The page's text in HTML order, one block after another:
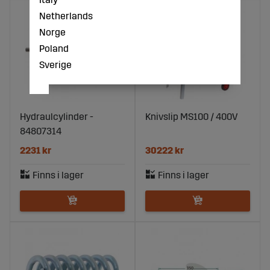
Hydraulcylinder -
84807314
2231 kr
Knivslip MS100 / 400V
30222 kr
Netherlands
Norge
Poland
Sverige